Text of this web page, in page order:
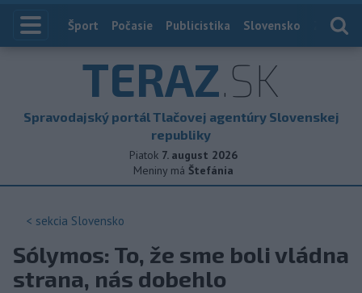
Index
Šport Počasie Publicistika Slovensko
TERAZ.SK
Spravodajský portál Tlačovej agentúry Slovenskej
republiky
Piatok 7. august 2026
Meniny má Štefánia
< sekcia Slovensko
Sólymos: To, že sme boli vládna
strana, nás dobehlo